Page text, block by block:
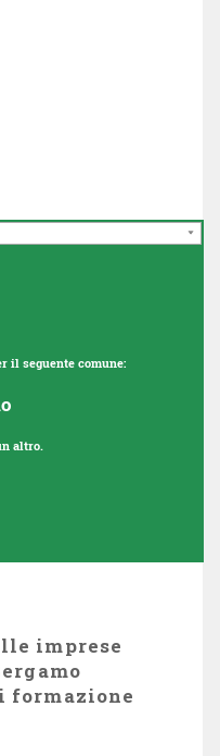
il seguente comune:
altro.
imprese
formazione